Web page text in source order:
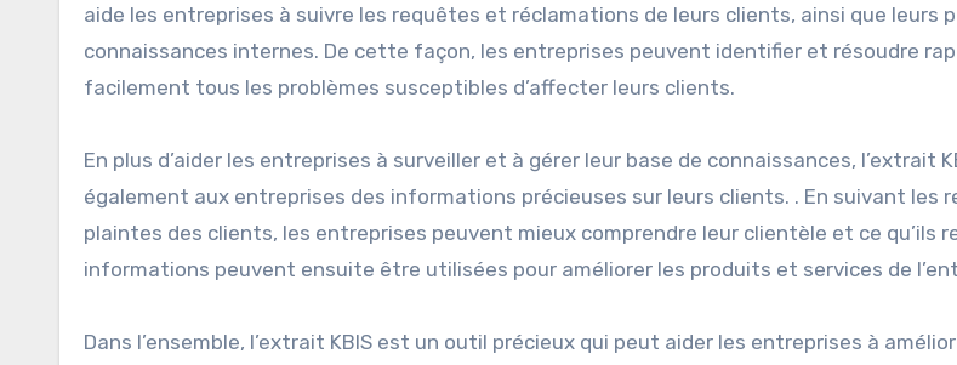
aide les entreprises à suivre les requêtes et réclamations de leurs clients, ainsi que leurs
connaissances internes. De cette façon, les entreprises peuvent identifier et résoudre
facilement tous les problèmes susceptibles d’affecter leurs clients.
En plus d’aider les entreprises à surveiller et à gérer leur base de connaissances, l’extrait
également aux entreprises des informations précieuses sur leurs clients. . En suivant les
plaintes des clients, les entreprises peuvent mieux comprendre leur clientèle et ce qu’ils
informations peuvent ensuite être utilisées pour améliorer les produits et services de
Dans l’ensemble, l’extrait KBIS est un outil précieux qui peut aider les entreprises à